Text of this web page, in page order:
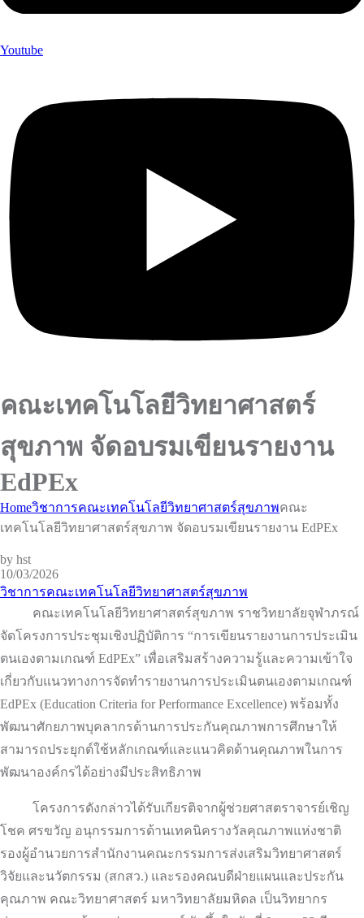
Youtube
คณะเทคโนโลยีวิทยาศาสตร์
สุขภาพ จัดอบรมเขียนรายงาน
EdPEx
Homeวิชาการคณะเทคโนโลยีวิทยาศาสตร์สุขภาพคณะ
เทคโนโลยีวิทยาศาสตร์สุขภาพ จัดอบรมเขียนรายงาน EdPEx
by hst
10/03/2026
วิชาการคณะเทคโนโลยีวิทยาศาสตร์สุขภาพ
คณะเทคโนโลยีวิทยาศาสตร์สุขภาพ ราชวิทยาลัยจุฬาภรณ์
จัดโครงการประชุมเชิงปฏิบัติการ “การเขียนรายงานการประเมิน
ตนเองตามเกณฑ์ EdPEx” เพื่อเสริมสร้างความรู้และความเข้าใจ
เกี่ยวกับแนวทางการจัดทำรายงานการประเมินตนเองตามเกณฑ์
EdPEx (Education Criteria for Performance Excellence) พร้อมทั้ง
พัฒนาศักยภาพบุคลากรด้านการประกันคุณภาพการศึกษาให้
สามารถประยุกต์ใช้หลักเกณฑ์และแนวคิดด้านคุณภาพในการ
พัฒนาองค์กรได้อย่างมีประสิทธิภาพ
โครงการดังกล่าวได้รับเกียรติจากผู้ช่วยศาสตราจารย์เชิญ
โชค ศรขวัญ อนุกรรมการด้านเทคนิครางวัลคุณภาพแห่งชาติ
รองผู้อำนวยการสำนักงานคณะกรรมการส่งเสริมวิทยาศาสตร์
วิจัยและนวัตกรรม (สกสว.) และรองคณบดีฝ่ายแผนและประกัน
คุณภาพ คณะวิทยาศาสตร์ มหาวิทยาลัยมหิดล เป็นวิทยากร